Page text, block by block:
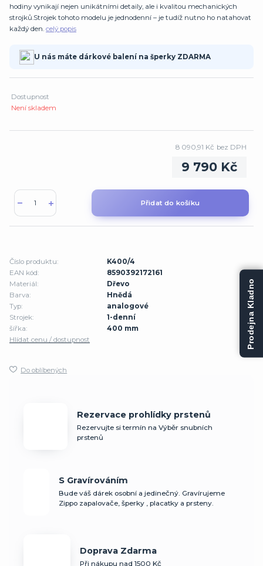
hodiny vynikají nejen unikátními detaily, ale i kvalitou mechanických
strojků.Strojek tohoto modelu je jednodenní – je tudíž nutno ho natahovat
každý den. celý popis
U nás máte dárkové balení na šperky ZDARMA
Dostupnost
Není skladem
9 790 Kč
8 090,91 Kč bez DPH
Přidat do košíku
Číslo produktu:
K400/4
EAN kód:
8590392172161
Materiál:
Dřevo
Barva:
Hnědá
Typ:
analogové
Strojek:
1-denní
šířka:
400 mm
Hlídat cenu / dostupnost
Do oblíbených
Rezervace prohlídky prstenů
Rezervujte si termín na Výběr snubních
prstenů
S Gravírováním
Bude váš dárek osobní a jedinečný. Gravírujeme
Zippo zapalovače, šperky , placatky a prsteny.
Doprava Zdarma
Při nákupu nad 1500 Kč
Prodejna Kladno